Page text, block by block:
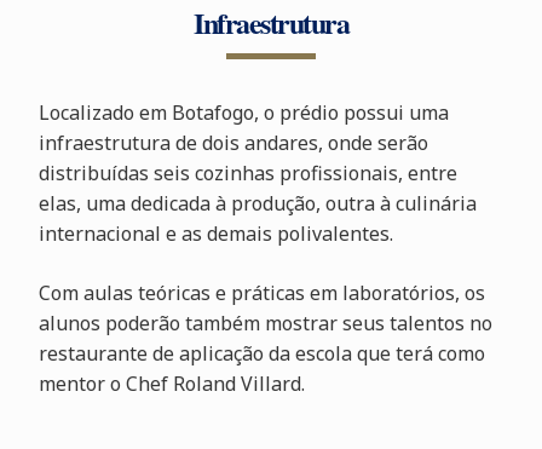
Infraestrutura
Localizado em Botafogo, o prédio possui uma
infraestrutura de dois andares, onde serão
distribuídas seis cozinhas profissionais, entre
elas, uma dedicada à produção, outra à culinária
internacional e as demais polivalentes.
Com aulas teóricas e práticas em laboratórios, os
alunos poderão também mostrar seus talentos no
restaurante de aplicação da escola que terá como
mentor o Chef Roland Villard.